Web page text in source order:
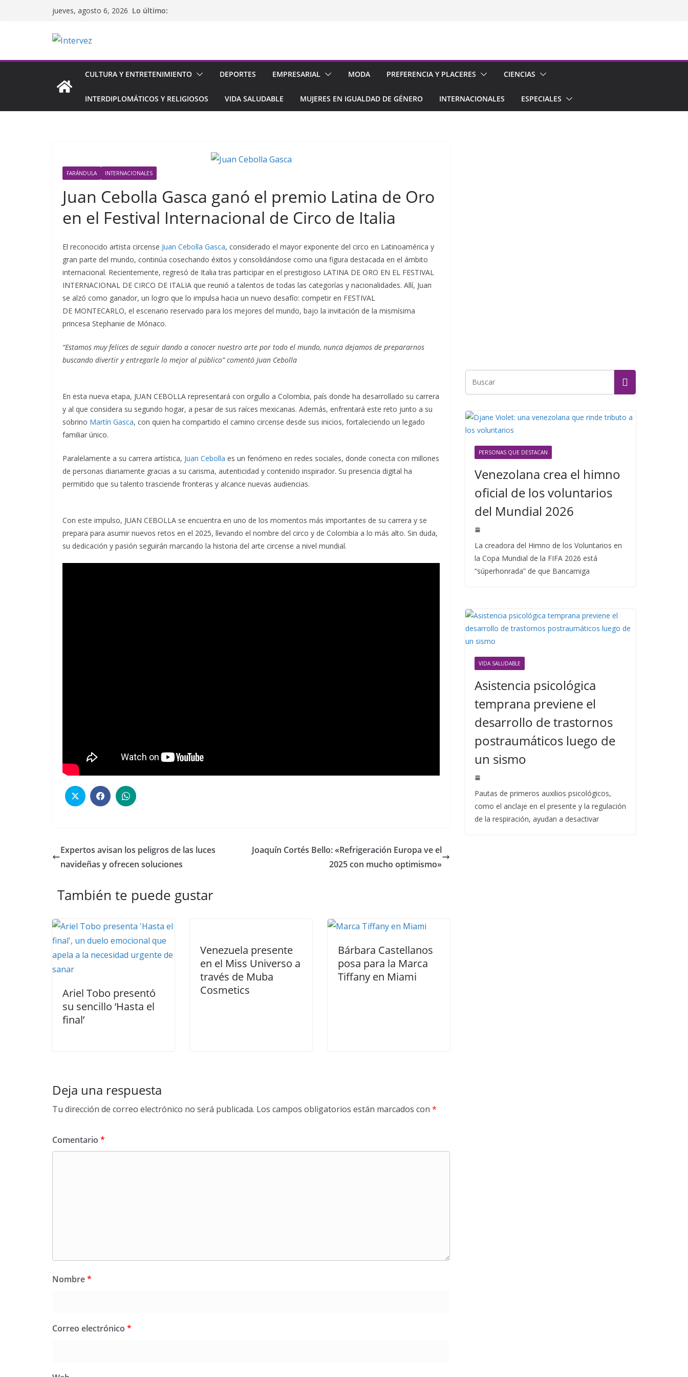
jueves, agosto 6, 2026 Lo último:
CULTURA Y ENTRETENIMIENTO DEPORTES EMPRESARIAL MODA PREFERENCIA Y PLACERES CIENCIAS
INTERDIPLOMÁTICOS Y RELIGIOSOS VIDA SALUDABLE MUJERES EN IGUALDAD DE GÉNERO INTERNACIONALES ESPECIALES
FARÁNDULA INTERNACIONALES
Juan Cebolla Gasca ganó el premio Latina de Oro
en el Festival Internacional de Circo de Italia
El reconocido artista circense Juan Cebolla Gasca, considerado el mayor exponente del circo en Latinoamérica y
gran parte del mundo, continúa cosechando éxitos y consolidándose como una figura destacada en el ámbito
internacional. Recientemente, regresó de Italia tras participar en el prestigioso LATINA DE ORO EN EL FESTIVAL
INTERNACIONAL DE CIRCO DE ITALIA que reunió a talentos de todas las categorías y nacionalidades. Allí, Juan
se alzó como ganador, un logro que lo impulsa hacia un nuevo desafío: competir en FESTIVAL
DE MONTECARLO, el escenario reservado para los mejores del mundo, bajo la invitación de la mismísima
princesa Stephanie de Mónaco.
“Estamos muy felices de seguir dando a conocer nuestro arte por todo el mundo, nunca dejamos de prepararnos
buscando divertir y entregarle lo mejor al público” comentó Juan Cebolla
En esta nueva etapa, JUAN CEBOLLA representará con orgullo a Colombia, país donde ha desarrollado su carrera
y al que considera su segundo hogar, a pesar de sus raíces mexicanas. Además, enfrentará este reto junto a su
sobrino Martín Gasca, con quien ha compartido el camino circense desde sus inicios, fortaleciendo un legado
familiar único.
Paralelamente a su carrera artística, Juan Cebolla es un fenómeno en redes sociales, donde conecta con millones
de personas diariamente gracias a su carisma, autenticidad y contenido inspirador. Su presencia digital ha
permitido que su talento trasciende fronteras y alcance nuevas audiencias.
Con este impulso, JUAN CEBOLLA se encuentra en uno de los momentos más importantes de su carrera y se
prepara para asumir nuevos retos en el 2025, llevando el nombre del circo y de Colombia a lo más alto. Sin duda,
su dedicación y pasión seguirán marcando la historia del arte circense a nivel mundial.
Expertos avisan los peligros de las luces
navideñas y ofrecen soluciones
Joaquín Cortés Bello: «Refrigeración Europa ve el
2025 con mucho optimismo»
También te puede gustar
Ariel Tobo presentó
su sencillo ‘Hasta el
final’
Venezuela presente
en el Miss Universo a
través de Muba
Cosmetics
Bárbara Castellanos
posa para la Marca
Tiffany en Miami
Deja una respuesta
Tu dirección de correo electrónico no será publicada. Los campos obligatorios están marcados con *
Comentario *
Nombre*
Correo electrónico *
PERSONAS QUE DESTACAN
Venezolana crea el himno
oficial de los voluntarios
del Mundial 2026
La creadora del Himno de los Voluntarios en
la Copa Mundial de la FIFA 2026 está
“súperhonrada” de que Bancamiga
VIDA SALUDABLE
Asistencia psicológica
temprana previene el
desarrollo de trastornos
postraumáticos luego de
un sismo
Pautas de primeros auxilios psicológicos,
como el anclaje en el presente y la regulación
de la respiración, ayudan a desactivar